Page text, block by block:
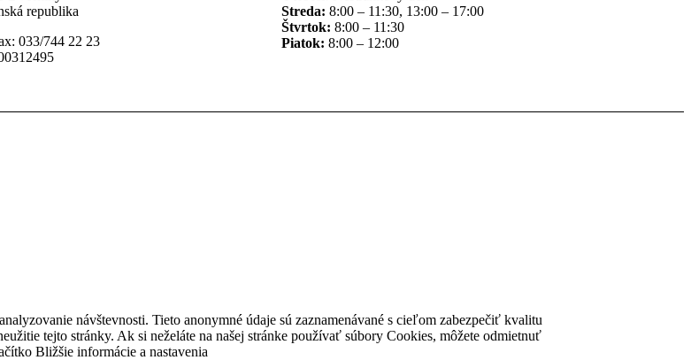
republika
033/744 22 23
Streda: 8:00 – 11:30, 13:00 – 17:00
Štvrtok: 8:00 – 11:30
Piatok: 8:00 – 12:00
návštevnosti. Tieto anonymné údaje sú zaznamenávané s cieľom zabezpečiť kvalitu
tejto stránky. Ak si neželáte na našej stránke používať súbory Cookies, môžete odmietnuť
Bližšie informácie a nastavenia